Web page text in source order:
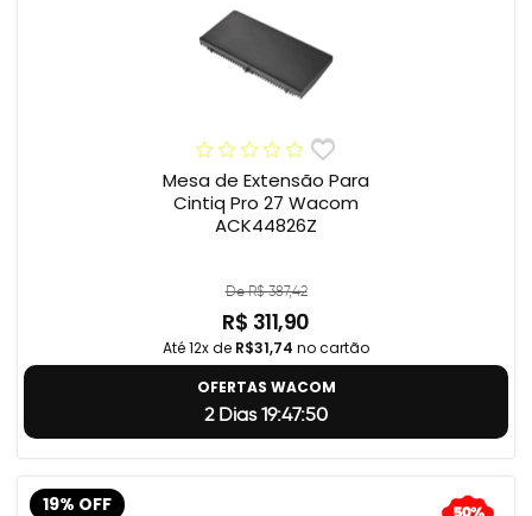
Mesa de Extensão Para
Cintiq Pro 27 Wacom
ACK44826Z
De R$ 387,42
R$ 311,90
Até 12x de R$31,74 no cartão
OFERTAS WACOM
2 Dias 19:47:49
19% OFF